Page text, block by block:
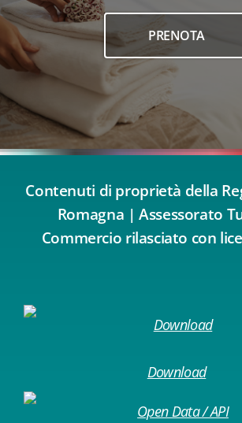
PRENOTA
Contenuti di proprietà della
Romagna | Assessorato
Commercio rilasciato con
Download